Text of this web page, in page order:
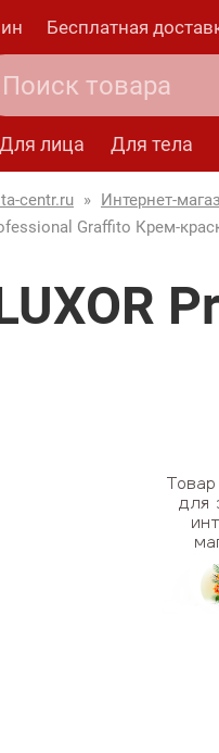
Бесплатная
Для лица Для тела
centr.ru » Интернет-
Graffito Крем-